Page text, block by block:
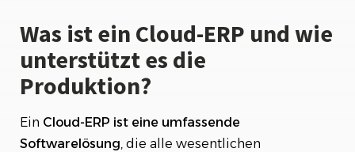
Was ist ein Cloud-ERP und wie
unterstützt es die
Produktion?
Ein Cloud-ERP ist eine umfassende
Softwarelösung, die alle wesentlichen